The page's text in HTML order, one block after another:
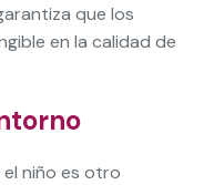
que los
en la calidad de
niño es otro